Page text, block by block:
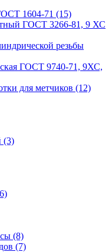
1604-71 (15)
ГОСТ 3266-81, 9 ХС
резьбы
ГОСТ 9740-71, 9ХС,
для метчиков (12)
(3)
(8)
(7)